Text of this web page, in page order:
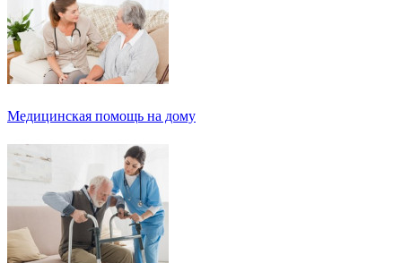
Медицинская помощь на дому